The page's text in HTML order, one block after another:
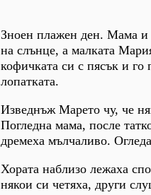
Зноен плажен ден. Мама и
на слънце, а малката
кофичката си с пясък и го
лопатката.
Изведнъж Марето чу, че
Погледна мама, после
дремеха мълчаливо.
Хората наблизо лежаха
някои си четяха, други